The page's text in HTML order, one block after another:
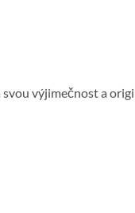
výjimečnost a